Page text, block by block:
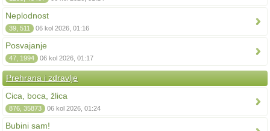
Neplodnost
39, 511 06 kol 2026, 01:16
Posvajanje
47, 1994 06 kol 2026, 01:17
Prehrana i zdravlje
Cica, boca, žlica
876, 35873 06 kol 2026, 01:24
Bubini sam!